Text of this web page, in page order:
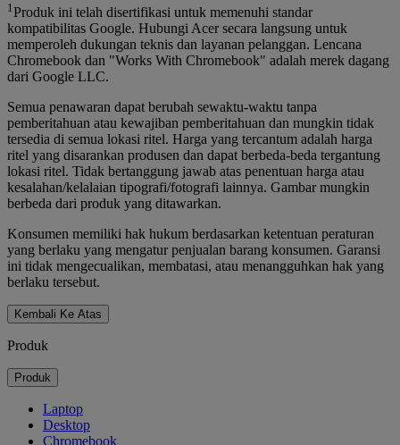
1Produk ini telah disertifikasi untuk memenuhi standar
kompatibilitas Google. Hubungi Acer secara langsung untuk
memperoleh dukungan teknis dan layanan pelanggan. Lencana
Chromebook dan "Works With Chromebook" adalah merek dagang
dari Google LLC.
Semua penawaran dapat berubah sewaktu-waktu tanpa
pemberitahuan atau kewajiban pemberitahuan dan mungkin tidak
tersedia di semua lokasi ritel. Harga yang tercantum adalah harga
ritel yang disarankan produsen dan dapat berbeda-beda tergantung
lokasi ritel. Tidak bertanggung jawab atas penentuan harga atau
kesalahan/kelalaian tipografi/fotografi lainnya. Gambar mungkin
berbeda dari produk yang ditawarkan.
Konsumen memiliki hak hukum berdasarkan ketentuan peraturan
yang berlaku yang mengatur penjualan barang konsumen. Garansi
ini tidak mengecualikan, membatasi, atau menangguhkan hak yang
berlaku tersebut.
Kembali Ke Atas
Produk
Produk
Laptop
Desktop
Chromebook